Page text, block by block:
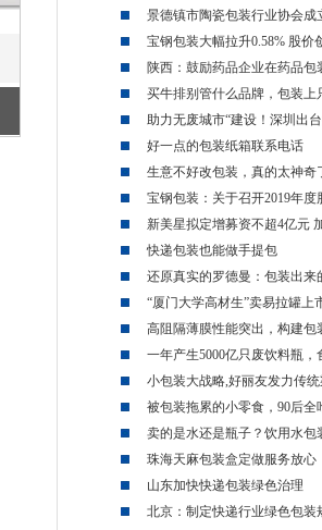
景德镇市陶瓷包装行业协会
宝钢包装大幅拉升0.58% 股价
陕西：鼓励药品企业在药品
买牛排别管什么品牌，包装上
助力无废城市“建设！深圳出
好一点的包装纸箱联系电话
生意不好改包装，真的太神奇
宝钢包装：关于召开2019年度
新美星拟定增募资不超4亿元
快递包装也能做手提包
还原真实的罗德曼：包装出来
“厦门大学高材生”卖易拉罐上
高阻隔薄膜性能突出，构建包
一年产生5000亿只废饮料瓶，
小包装大战略,好丽友发力传统
被包装拖累的小零食，90后全
卖的是水还是瓶子？饮用水包
珠海天麻包装盒定做服务放心
山东加快快递包装绿色治理
北京：制定快递行业绿色包装